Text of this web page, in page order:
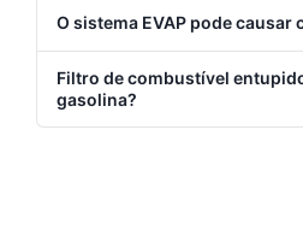
O sistema EVAP pode causar
Filtro de combustível
gasolina?